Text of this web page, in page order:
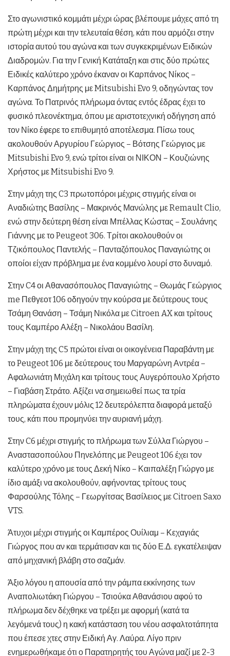
Στο αγωνιστικό κομμάτι μέχρι ώρας βλέπουμε μάχες από τη
πρώτη μέχρι και την τελευταία θέση, κάτι που αρμόζει στην
ιστορία αυτού του αγώνα και των συγκεκριμένων Ειδικών
Διαδρομών. Για την Γενική Κατάταξη και στις δύο πρώτες
Ειδικές καλύτερο χρόνο έκαναν οι Καρπάνος Νίκος –
Καρπάνος Δημήτρης με Mitsubishi Evo 9, οδηγώντας τον
αγώνα. Το Πατρινός πλήρωμα όντας εντός έδρας έχει το
φυσικό πλεονέκτημα, όπου με αριστοτεχνική οδήγηση από
τον Νίκο έφερε το επιθυμητό αποτέλεσμα. Πίσω τους
ακολουθούν Αργυρίου Γεώργιος – Βότσης Γεώργιος με
Mitsubishi Evo 9, ενώ τρίτοι είναι οι ΝΙΚΟΝ – Κουζιώνης
Χρήστος με Mitsubishi Evo 9.
Στην μάχη της C3 πρωτοπόροι μέχρις στιγμής είναι οι
Αναδιώτης Βασίλης – Μακρινός Μανώλης με Remault Clio,
ενώ στην δεύτερη θέση είναι Μπέλλας Κώστας – Σουλάνης
Γιάννης με το Peugeot 306. Τρίτοι ακολουθούν οι
Τζικόπουλος Παντελής – Πανταζόπουλος Παναγιώτης οι
οποίοι είχαν πρόβλημα με ένα κομμένο λουρί στο δυναμό.
Στην C4 οι Αθανασόπουλος Παναγιώτης – Θωμάς Γεώργιος
me Πεθγεοτ 106 οδηγούν την κούρσα με δεύτερους τους
Τσάμη Θανάση – Τσάμη Νικόλα με Citroen AX και τρίτους
τους Καμπέρο Αλέξη – Νικολάου Βασίλη.
Στην μάχη της C5 πρώτοι είναι οι οικογένεια Παραβάντη με
το Peugeot 106 με δεύτερους του Μαργαρώνη Αντρέα –
Αφαλωνιάτη Μιχάλη και τρίτους τους Αυγερόπουλο Χρήστο
– Γιαβάση Στράτο. Αξίζει να σημειωθεί πως τα τρία
πληρώματα έχουν μόλις 12 δευτερόλεπτα διαφορά μεταξύ
τους, κάτι που προμηνύει την αυριανή μάχη.
Στην C6 μέχρι στιγμής το πλήρωμα των Σύλλα Γιώργου –
Αναστασοπούλου Πηνελόπης με Peugeot 106 έχει τον
καλύτερο χρόνο με τους Δεκή Νίκο – Καιπαλέξη Γιώργο με
ίδιο αμάξι να ακολουθούν, αφήνοντας τρίτους τους
Φαρσούλης Τόλης – Γεωργίτσας Βασίλειος με Citroen Saxo
VTS.
Άτυχοι μέχρι στιγμής οι Καμπέρος Ουίλιαμ – Κεχαγιάς
Γιώργος που αν και τερμάτισαν και τις δύο Ε.Δ. εγκατέλειψαν
από μηχανική βλάβη στο σαζμάν.
Άξιο λόγου η απουσία από την ράμπα εκκίνησης των
Αναπολιωτάκη Γιώργου – Τσιούκα Αθανάσιου αφού το
πλήρωμα δεν δέχθηκε να τρέξει με αφορμή (κατά τα
λεγόμενά τους) η κακή κατάσταση του νέου ασφαλτοτάπητα
που έπεσε χτες στην Ειδική Αγ. Λαύρα. Λίγο πριν
ενημερωθήκαμε ότι ο Παρατηρητής του Αγώνα μαζί με 2-3